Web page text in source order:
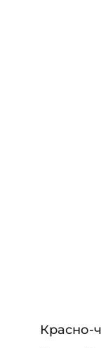
Красно-